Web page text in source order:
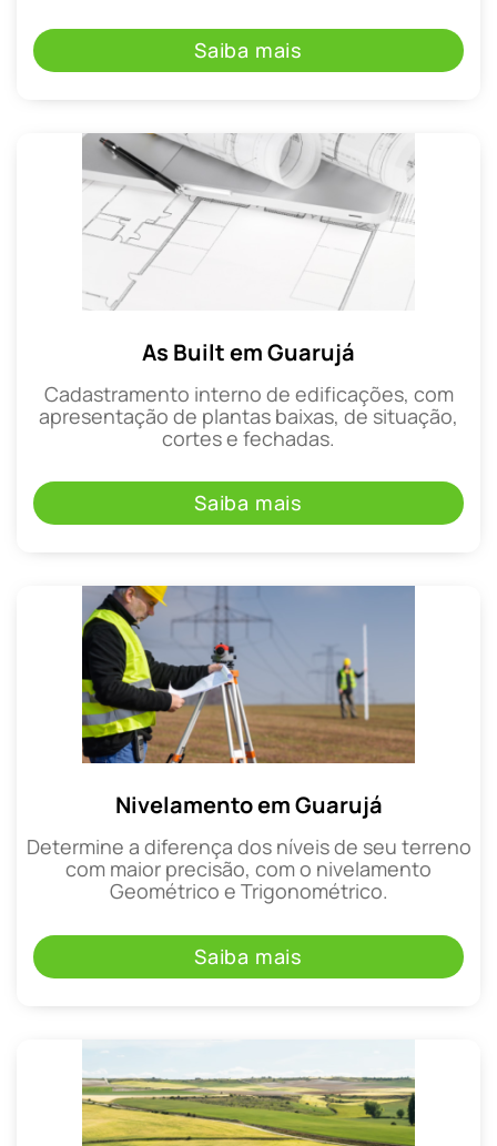
Saiba mais
As Built em Guarujá
Cadastramento interno de edificações, com
apresentação de plantas baixas, de situação,
cortes e fechadas.
Saiba mais
Nivelamento em Guarujá
Determine a diferença dos níveis de seu terreno
com maior precisão, com o nivelamento
Geométrico e Trigonométrico.
Saiba mais